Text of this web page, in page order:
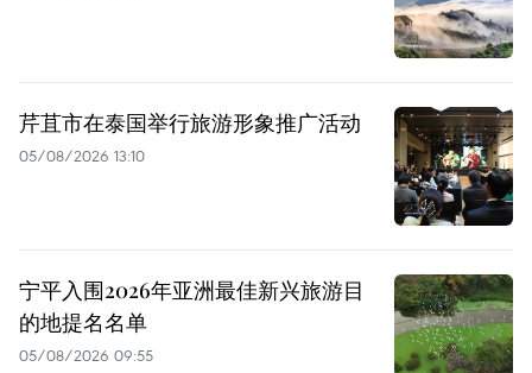
芹苴市在泰国举行旅游形象推广活动
05/08/2026 13:10
宁平入围2026年亚洲最佳新兴旅游目
的地提名名单
05/08/2026 09:55